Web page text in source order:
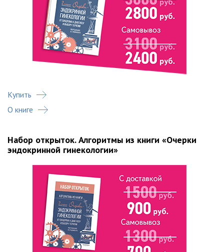
Купить
О книге
Набор открыток. Алгоритмы из книги «Очерки
эндокринной гинекологии»